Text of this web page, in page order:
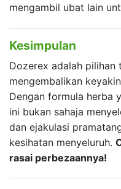
mengambil ubat lain
Kesimpulan
Dozerex adalah
mengembalikan
Dengan formula herba
ini bukan sahaja
dan ejakulasi
kesihatan menyeluruh.
rasai perbezaannya!